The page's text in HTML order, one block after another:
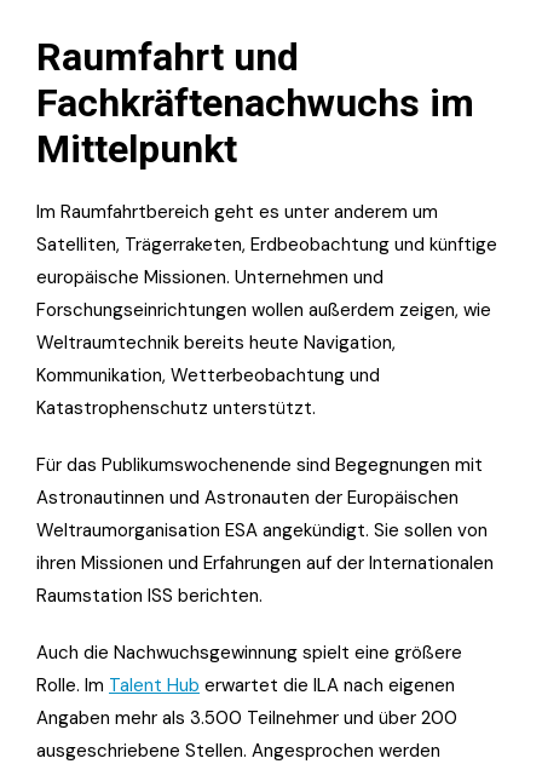
Raumfahrt und
Fachkräftenachwuchs im
Mittelpunkt
Im Raumfahrtbereich geht es unter anderem um
Satelliten, Trägerraketen, Erdbeobachtung und künftige
europäische Missionen. Unternehmen und
Forschungseinrichtungen wollen außerdem zeigen, wie
Weltraumtechnik bereits heute Navigation,
Kommunikation, Wetterbeobachtung und
Katastrophenschutz unterstützt.
Für das Publikumswochenende sind Begegnungen mit
Astronautinnen und Astronauten der Europäischen
Weltraumorganisation ESA angekündigt. Sie sollen von
ihren Missionen und Erfahrungen auf der Internationalen
Raumstation ISS berichten.
Auch die Nachwuchsgewinnung spielt eine größere
Rolle. Im Talent Hub erwartet die ILA nach eigenen
Angaben mehr als 3.500 Teilnehmer und über 200
ausgeschriebene Stellen. Angesprochen werden